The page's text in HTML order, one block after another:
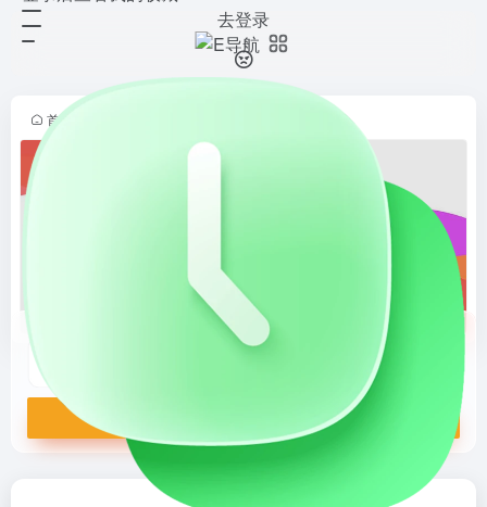
去登录
首页
一刻相册：百度网盘出品，无限空间云相册
一刻相册：百度网盘出品，无限空间
云相册